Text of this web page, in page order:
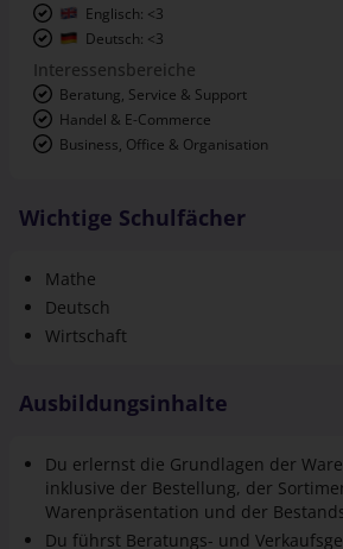
Englisch: <3
Deutsch: <3
Interessensbereiche
Beratung, Service & Support
Handel & E-Commerce
Business, Office & Organisation
Wichtige Schulfächer
Mathe
Deutsch
Wirtschaft
Ausbildungsinhalte
Du erlernst die Grundlagen der
inklusive der Bestellung, der
Waren­präsentation und der
Du führst Beratungs- und